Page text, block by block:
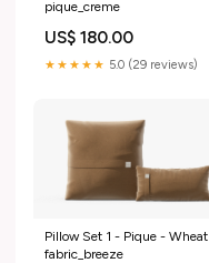
pique_creme
US$ 180.00
★★★★★ 5.0 (29 reviews)
Pillow Set 1 - Pique - Wheat
fabric_breeze